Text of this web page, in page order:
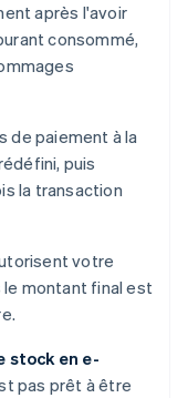
après l'avoir
consommé,
de paiement à la
puis
la transaction
votre
le montant final est
stock en e-
pas prêt à être